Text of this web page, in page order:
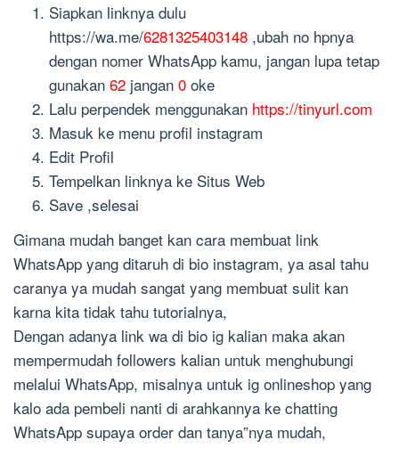
Siapkan linknya dulu
https://wa.me/6281325403148 ,ubah no hpnya
dengan nomer WhatsApp kamu, jangan lupa tetap
gunakan 62 jangan 0 oke
Lalu perpendek menggunakan https://tinyurl.com
Masuk ke menu profil instagram
Edit Profil
Tempelkan linknya ke Situs Web
Save ,selesai
Gimana mudah banget kan cara membuat link
WhatsApp yang ditaruh di bio instagram, ya asal tahu
caranya ya mudah sangat yang membuat sulit kan
karna kita tidak tahu tutorialnya,
Dengan adanya link wa di bio ig kalian maka akan
mempermudah followers kalian untuk menghubungi
melalui WhatsApp, misalnya untuk ig onlineshop yang
kalo ada pembeli nanti di arahkannya ke chatting
WhatsApp supaya order dan tanya”nya mudah,